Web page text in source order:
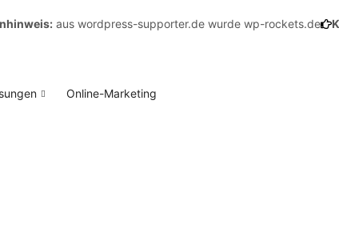
aus wordpress-supporter.de wurde wp-rockets.de
Online-Marketing